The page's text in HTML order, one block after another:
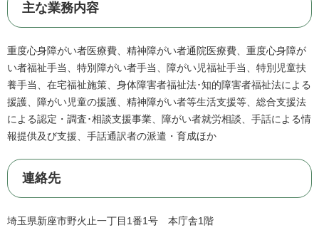
主な業務内容
重度心身障がい者医療費、精神障がい者通院医療費、重度心身障が
い者福祉手当、特別障がい者手当、障がい児福祉手当、特別児童扶
養手当、在宅福祉施策、身体障害者福祉法･知的障害者福祉法による
援護、障がい児童の援護、精神障がい者等生活支援等、総合支援法
による認定・調査･相談支援事業、障がい者就労相談、手話による情
報提供及び支援、手話通訳者の派遣・育成ほか
連絡先
埼玉県新座市野火止一丁目1番1号 本庁舎1階